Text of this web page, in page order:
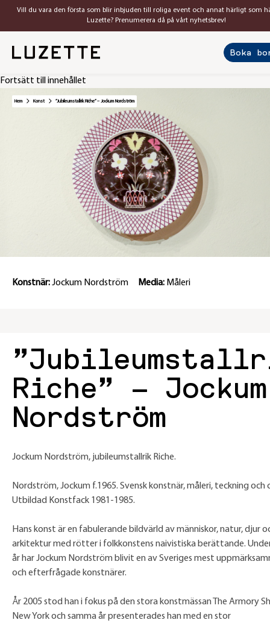
Fortsätt till innehållet
Vill du vara den första som blir inbjuden till roliga event och annat härligt som
Luzette? Prenumerera då på vårt nyhetsbrev!
Boka
Hem Konst ”Jubileumstallrik Riche” – Jockum Nordström
Konstnär:Jockum Nordström Media: Måleri
Riche” – Jockum
Nordström
Jockum Nordström, jubileumstallrik Riche.
Nordström, Jockum f.1965. Svensk konstnär, måleri, teckning och
Utbildad Konstfack 1981-1985.
Hans konst är en fabulerande bildvärld av människor, natur, djur
arkitektur med rötter i folkkonstens naivistiska berättande.
år har Jockum Nordström blivit en av Sveriges mest
och efterfrågade konstnärer.
År 2005 stod han i fokus på den stora konstmässan The Armory
New York och samma år presenterades han med en stor